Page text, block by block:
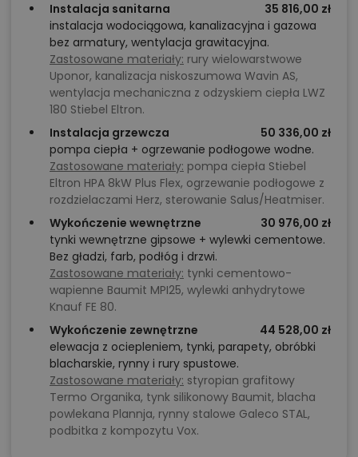
Instalacja sanitarna
35 816,00 zł
instalacja wodociągowa, kanalizacyjna i gazowa
bez armatury, wentylacja grawitacyjna.
Zastosowane materiały: rury wielowarstwowe
Uponor, kanalizacja niskoszumowa Wavin AS,
wentylacja mechaniczna z odzyskiem ciepła LWZ
180 Stiebel Eltron.
Instalacja grzewcza
50 336,00 zł
pompa ciepła + ogrzewanie podłogowe wodne.
Zastosowane materiały: pompa ciepła Stiebel
Eltron HPA 8kW Plus Flex, ogrzewanie podłogowe z
rozdzielaczami Herz, sterowanie Salus/Heatmiser.
Wykończenie wewnętrzne
30 976,00 zł
tynki wewnętrzne gipsowe + wylewki cementowe.
Bez gładzi, farb, podłóg i drzwi.
Zastosowane materiały: tynki cementowo-
wapienne Baumit MPI25, wylewki anhydrytowe
Knauf FE 80.
Wykończenie zewnętrzne
44 528,00 zł
elewacja z ociepleniem, tynki, parapety, obróbki
blacharskie, rynny i rury spustowe.
Zastosowane materiały: styropian grafitowy
Termo Organika, tynk silikonowy Baumit, blacha
powlekana Plannja, rynny stalowe Galeco STAL,
podbitka z kompozytu Vox.